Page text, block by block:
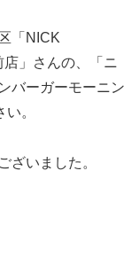
「NICK
」さんの、「ニ
バーガーモーニン
。
ざいました。